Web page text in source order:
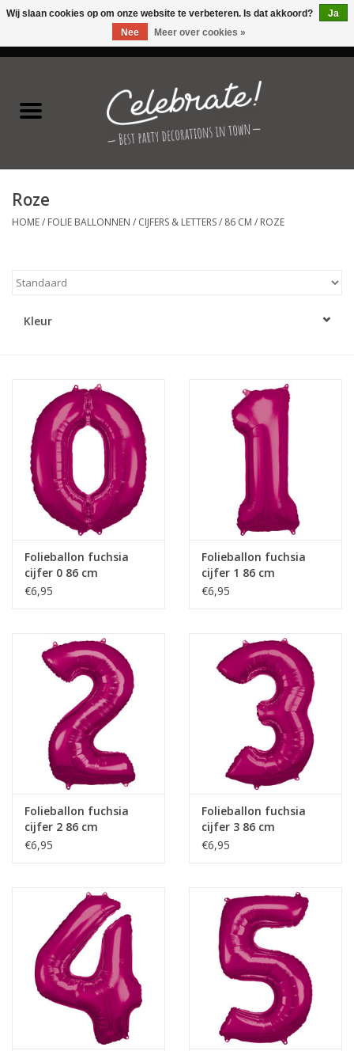
Latex ballonnen
Folie ballonnen
Verjaardag thema's
Schmink&beauty
Accessoires
Roze
HOME/ FOLIE BALLONNEN / CIJFERS & LETTERS/ 86 CM / ROZE
Kleur
Folieballon fuchsia
cijfer 0 86 cm
€6,95
Folieballon fuchsia
cijfer 1 86 cm
€6,95
Folieballon fuchsia
cijfer 2 86 cm
€6,95
Folieballon fuchsia
cijfer 3 86 cm
€6,95
Wij slaan cookies op om onze website te verbeteren. Is dat akkoord?
Ja
Nee
Meer over cookies »